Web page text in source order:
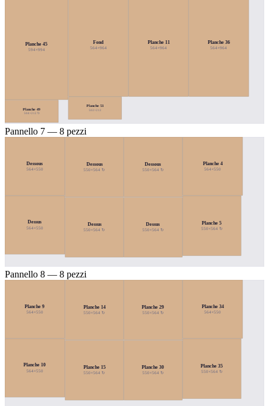
Planche 45
594×994
Fond
564×964
Planche 11
564×964
Planche 36
564×964
Planche 49
504×212 ↻
Planche 51
502×212
Pannello 7 — 8 pezzi
Dessous
564×550
Dessus
564×550
Dessous
550×564 ↻
Dessus
550×564 ↻
Dessous
550×564 ↻
Dessus
550×564 ↻
Planche 4
564×550
Planche 5
550×564 ↻
Pannello 8 — 8 pezzi
Planche 9
564×550
Planche 10
564×550
Planche 14
550×564 ↻
Planche 15
550×564 ↻
Planche 29
550×564 ↻
Planche 30
550×564 ↻
Planche 34
564×550
Planche 35
550×564 ↻